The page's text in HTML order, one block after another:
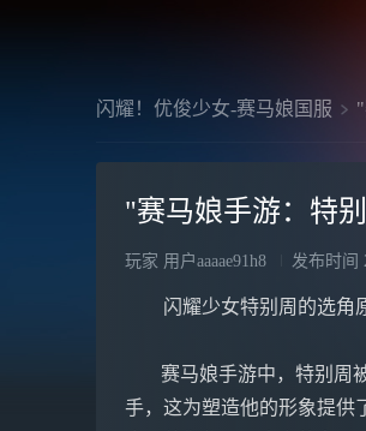
闪耀！优俊少女-赛马娘国服
"赛马娘手游：特
玩家 用户aaaae91h8 发布时间
闪耀少女特别周的选角
手，这为塑造他的形象提供